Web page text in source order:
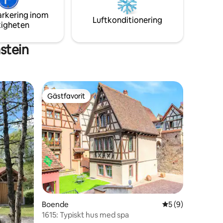
Svit exklusivt reserverad för vuxna.
inom
Luftkonditionering
Gästfavorit
Gästfavorit
Boende 5 av 5 i
5 (9)
1615: Typiskt hus med spa